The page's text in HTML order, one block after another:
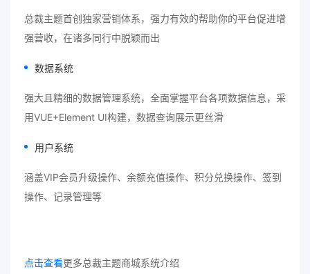
总裁主题首创独家营销体系，强力有效的帮助你的平台促进增
强营收，在诸多同行中脱颖而出
数据系统
强大且精细的数据管理系统，全面掌握平台各项数据信息，采
用VUE+Element UI构建，数据查询展示更丝滑
用户系统
涵盖VIP会员升级操作、余额充值操作、积分兑换操作、签到
操作、记录管理等
点击查看更多总裁主题商城系统介绍